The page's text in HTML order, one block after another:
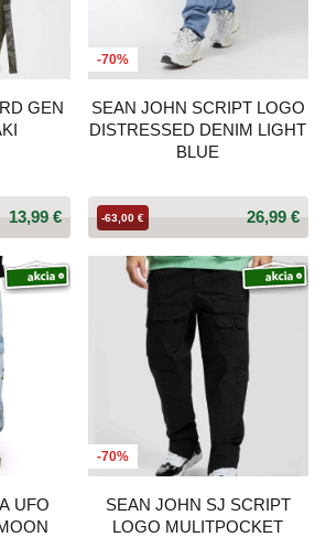
GEN
13,99 €
-70%
SEAN JOHN SCRIPT LOGO
DISTRESSED DENIM LIGHT
BLUE
26,99 €
-63,00 €
UFO
-70%
SEAN JOHN SJ SCRIPT
LOGO MULITPOCKET